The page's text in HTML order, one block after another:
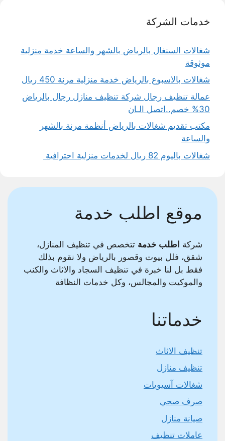
خدمات الشركة
شغالات السنغال بالرياض بالشهر والساعة خدمة منزلية
موثوقة
شغالات بالاسبوع بالرياض خدمة منزلية مرنة 450 ريال
عمالة تنظيف رجال شركة تنظيف منازل رجال بالرياض
30% خصم..اتصل الـان
مكتب تقديم شغالات بالرياض أنظمة مرنة بالشهر
والساعة
شغالات باليوم 82 ريال لخدمات منزلية احترافية
موقع اطلب خدمة
شركة اطلب خدمة تتخصص في تنظيف المنازل،
شقق، فلل بيوت وقصور بالرياض ولا نقوم بذلك
فقط بل لنا خبرة في تنظيف السجاد والاثاث والكنب
والموكيت والمجالس، وكل خدمات النظافة
خدماتنا
تنظيف الاثاث
تنظيف منازل
شغالات آسيويات
صرف صحي
صيانة منازل
عاملات تنظيف